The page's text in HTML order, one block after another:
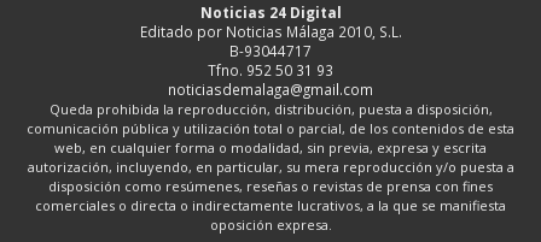
Noticias 24 Digital
Editado por Noticias Málaga 2010, S.L.
B-93044717
Tfno. 952 50 31 93
noticiasdemalaga@gmail.com
Queda prohibida la reproducción, distribución, puesta a disposición,
comunicación pública y utilización total o parcial, de los contenidos de esta
web, en cualquier forma o modalidad, sin previa, expresa y escrita
autorización, incluyendo, en particular, su mera reproducción y/o puesta a
disposición como resúmenes, reseñas o revistas de prensa con fines
comerciales o directa o indirectamente lucrativos, a la que se manifiesta
oposición expresa.